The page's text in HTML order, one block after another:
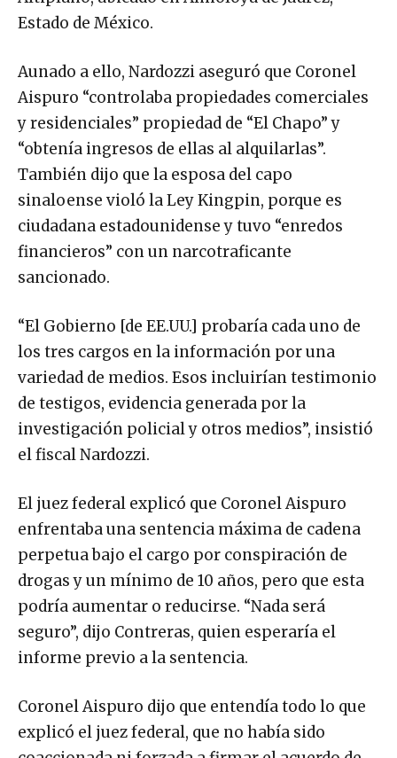
Estado de México.
Aunado a ello, Nardozzi aseguró que Coronel
Aispuro “controlaba propiedades comerciales
y residenciales” propiedad de “El Chapo” y
“obtenía ingresos de ellas al alquilarlas”.
También dijo que la esposa del capo
sinaloense violó la Ley Kingpin, porque es
ciudadana estadounidense y tuvo “enredos
financieros” con un narcotraficante
sancionado.
“El Gobierno [de EE.UU.] probaría cada uno de
los tres cargos en la información por una
variedad de medios. Esos incluirían testimonio
de testigos, evidencia generada por la
investigación policial y otros medios”, insistió
el fiscal Nardozzi.
El juez federal explicó que Coronel Aispuro
enfrentaba una sentencia máxima de cadena
perpetua bajo el cargo por conspiración de
drogas y un mínimo de 10 años, pero que esta
podría aumentar o reducirse. “Nada será
seguro”, dijo Contreras, quien esperaría el
informe previo a la sentencia.
Coronel Aispuro dijo que entendía todo lo que
explicó el juez federal, que no había sido
coaccionada ni forzada a firmar el acuerdo de